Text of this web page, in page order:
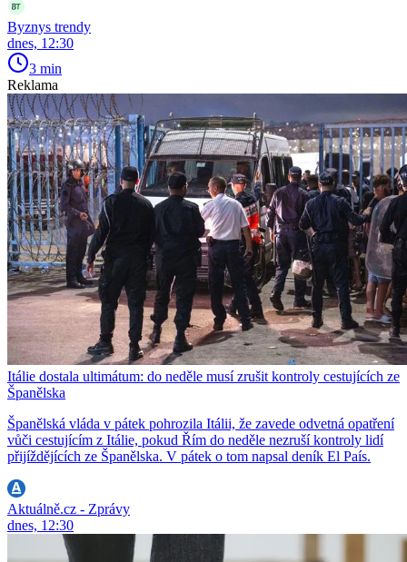
Byznys trendy
dnes, 12:30
3 min
Reklama
Itálie dostala ultimátum: do neděle musí zrušit kontroly cestujících ze
Španělska
Španělská vláda v pátek pohrozila Itálii, že zavede odvetná opatření
vůči cestujícím z Itálie, pokud Řím do neděle nezruší kontroly lidí
přijíždějících ze Španělska. V pátek o tom napsal deník El País.
Aktuálně.cz - Zprávy
dnes, 12:30